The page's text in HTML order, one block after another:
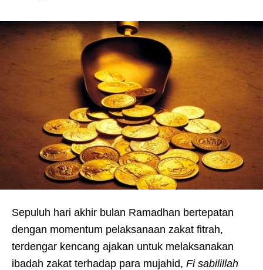
Sepuluh hari akhir bulan Ramadhan bertepatan
dengan momentum pelaksanaan zakat fitrah,
terdengar kencang ajakan untuk melaksanakan
ibadah zakat terhadap para mujahid, Fi sabilillah